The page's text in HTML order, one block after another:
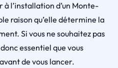
l’installation d’un Monte-
raison qu’elle détermine la
Si vous ne souhaitez pas
essentiel que vous
de vous lancer.